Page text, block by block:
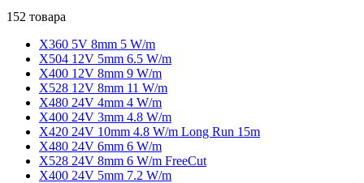
152 товара
X360 5V 8mm 5 W/m
X504 12V 5mm 6.5 W/m
X400 12V 8mm 9 W/m
X528 12V 8mm 11 W/m
X480 24V 4mm 4 W/m
X400 24V 3mm 4.8 W/m
X420 24V 10mm 4.8 W/m Long Run 15m
X480 24V 6mm 6 W/m
X528 24V 8mm 6 W/m FreeCut
X400 24V 5mm 7.2 W/m